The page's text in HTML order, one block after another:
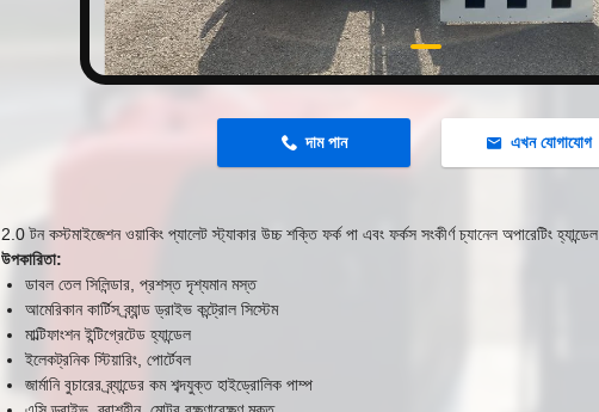
দাম পান এখন যোগাযোগ
2.0 টন কস্টমাইজেশন ওয়াকিং প্যালেট স্ট্যাকার উচ্চ শক্তি ফর্ক পা এবং ফর্কস সংকীর্ণ চ্যানেল অপারেটিং হ্যান্ডেল
উপকারিতা:
ডাবল তেল সিলিন্ডার, প্রশস্ত দৃশ্যমান মস্ত
আমেরিকান কার্টিস ব্র্যান্ড ড্রাইভ কন্ট্রোল সিস্টেম
মাল্টিফাংশন ইন্টিগ্রেটেড হ্যান্ডেল
ইলেকট্রনিক স্টিয়ারিং, পোর্টেবল
জার্মানি বুচারের ব্র্যান্ডের কম শব্দযুক্ত হাইড্রোলিক পাম্প